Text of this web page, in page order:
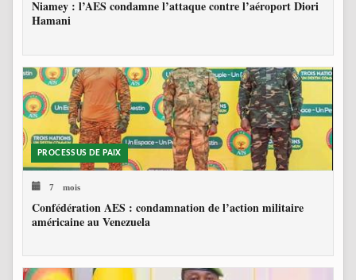
Niamey : l’AES condamne l’attaque contre l’aéroport Diori
Hamani
PROCESSUS DE PAIX
7 mois
Confédération AES : condamnation de l’action militaire
américaine au Venezuela